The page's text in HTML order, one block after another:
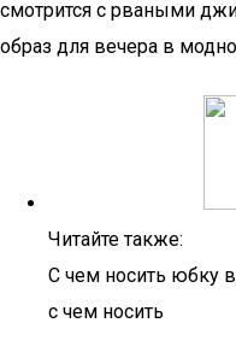
смотрится с рваными
образ для вечера в
Читайте также:
С чем носить юбку
с чем носить